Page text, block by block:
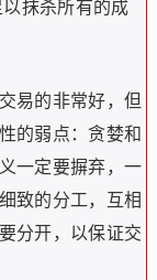
抹杀所有的成
易的非常好，但
的弱点：贪婪和
一定要摒弃，一
致的分工，互相
分开，以保证交